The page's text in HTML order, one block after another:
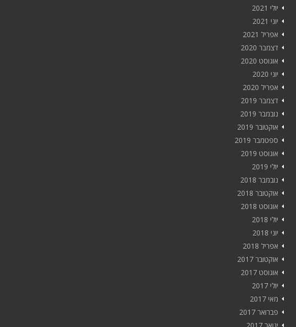
יולי 2021
יוני 2021
אפריל 2021
דצמבר 2020
אוגוסט 2020
יוני 2020
אפריל 2020
דצמבר 2019
נובמבר 2019
אוקטובר 2019
ספטמבר 2019
אוגוסט 2019
יולי 2019
נובמבר 2018
אוקטובר 2018
אוגוסט 2018
יולי 2018
יוני 2018
אפריל 2018
אוקטובר 2017
אוגוסט 2017
יולי 2017
מאי 2017
פברואר 2017